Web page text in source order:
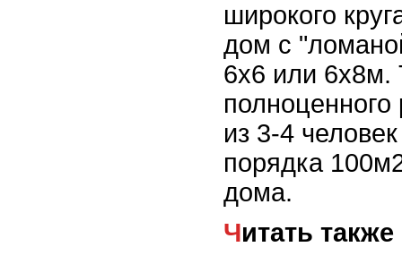
широкого
дом с
6x6 или 6x8м.
из 3-4
порядка
дома.
Читать также